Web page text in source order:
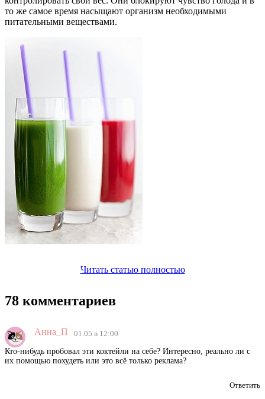
то же самое время насыщают организм необходимыми
питательными веществами.
Читать статью полностью
78 комментариев
Анна_П 01.05 в 12:00
Кто-нибудь пробовал эти коктейли на себе? Интересно, реально ли с
их помощью похудеть или это всё только реклама?
Ответить